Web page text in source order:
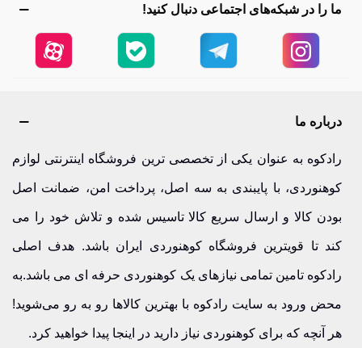
ما را در شبکه‌های اجتماعی دنبال کنید!
درباره ما
رادکوه به عنوان یکی از تخصصی ترین فروشگاه اینترنتی لوازم
کوهنوردی، با پایبندی به سه اصل، پرداخت امن، ضمانت اصل
بودن کالا و ارسال سریع کالا تاسیس شده و تلاش خود را می
کند تا قویترین فروشگاه کوهنوردی ایران باشد. هدف اصلی
رادکوه تامین تمامی نیازهای یک کوهنوردی حرفه ای می باشد.به
محض ورود به سایت رادکوه با بهترین کالاها رو به رو می‌شوید!
هر آنچه که برای کوهنوردی نیاز دارید در اینجا پیدا خواهید کرد.